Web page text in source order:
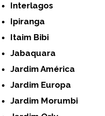
Interlagos
Ipiranga
Itaim Bibi
Jabaquara
Jardim América
Jardim Europa
Jardim Morumbi